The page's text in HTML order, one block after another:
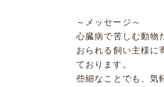
～メッセージ～
心臓病で苦しむ動物
おられる飼い主様に
ております。
些細なことでも、気